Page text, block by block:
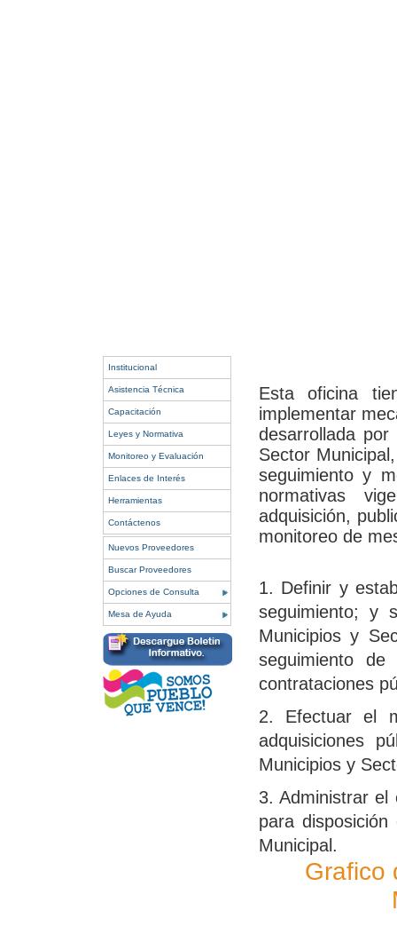
Institucional
Asistencia Técnica
Capacitación
Leyes y Normativa
Monitoreo y Evaluación
Enlaces de Interés
Herramientas
Contáctenos
Nuevos Proveedores
Buscar Proveedores
Opciones de Consulta
Mesa de Ayuda
Esta oficina
implementar
desarrollada
Sector
seguimiento y
normativas
adquisición,
monitoreo de
1. Definir y
seguimiento; y
Municipios y
seguimiento
contrataciones
2. Efectuar el
adquisiciones
Municipios y
3. Administrar el
para
Municipal.
Grafico